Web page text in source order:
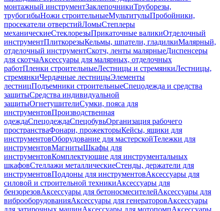
монтажный инструментЗаклепочникиТруборезы,
трубогибыНожи строительныеМультитулыПробойники,
просекатели отверстийЛомыСтеплеры
механическиеСтеклорезыПрикаточные валикиОтделочный
инструментПлиткорезыКельмы, шпатели, гладилкиМалярный,
отделочный инструментСкотч, ленты малярныеДиспенсеры
для скотчаАксессуары для малярных, отделочных
работПленки строительныеЛестницы и стремянкиЛестницы,
стремянкиЧердачные лестницыЭлементы
лестницПодъемники строительныеСпецодежда и средства
защитыСредства индивидуальной
защитыОгнетушителиСумки, пояса для
инструментовПроизводственная
одеждаСпецодеждаСпецобувьОрганизация рабочего
пространстваФонари, прожекторыКейсы, ящики для
инструментовОборудование для мастерскойТележки для
инструментовМагнитыШкафы для
инструментовКомплектующие для инструментальных
шкафовСтеллажи металлическиеСтенды, держатели для
инструментовПоддоны для инструментовАксессуары для
силовой и строительной техникиАксессуары для
бензорезовАксессуары для бетоносмесителейАксессуары для
виброоборудованияАксессуары для генераторовАксессуары
для затирочных машинАксессуары для мотопомпАксессуары